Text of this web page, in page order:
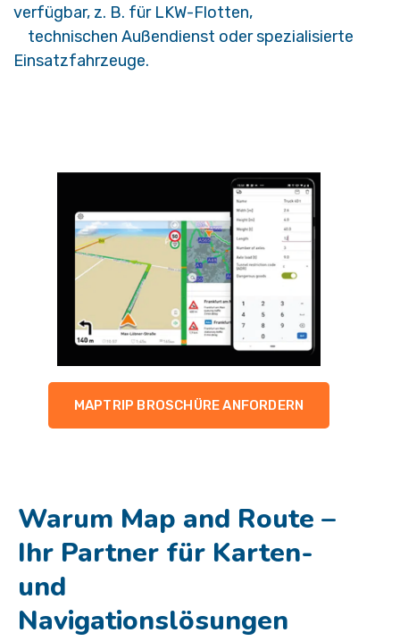
verfügbar, z. B. für LKW-Flotten,
technischen Außendienst oder spezialisierte
Einsatzfahrzeuge.
MAPTRIP BROSCHÜRE ANFORDERN
Warum Map and Route –
Ihr Partner für Karten-
und
Navigationslösungen